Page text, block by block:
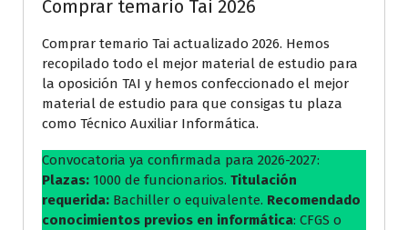
Comprar temario Tai 2026
Comprar temario Tai actualizado 2026. Hemos
recopilado todo el mejor material de estudio para
la oposición TAI y hemos confeccionado el mejor
material de estudio para que consigas tu plaza
como Técnico Auxiliar Informática.
Convocatoria ya confirmada para 2026-2027:
Plazas: 1000 de funcionarios. Titulación
requerida: Bachiller o equivalente. Recomendado
conocimientos previos en informática: CFGS o